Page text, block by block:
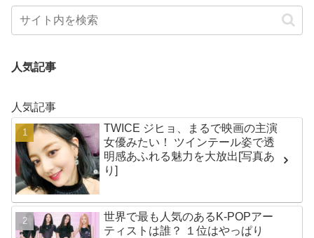
人気記事
人気記事
TWICE ジヒョ、まるで映画の主演
女優みたい！ ツインテール姿で透
明感あふれる魅力を大放出[写真あ
り]
世界で最も人気のあるK-POPアー
ティストは誰？ １位はやっぱり